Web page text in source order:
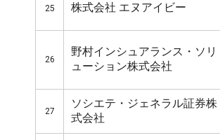
25 株式会社 エヌアイビー
26
野村インシュアランス・ソリ
ューション株式会社
27
ソシエテ・ジェネラル証券株
式会社